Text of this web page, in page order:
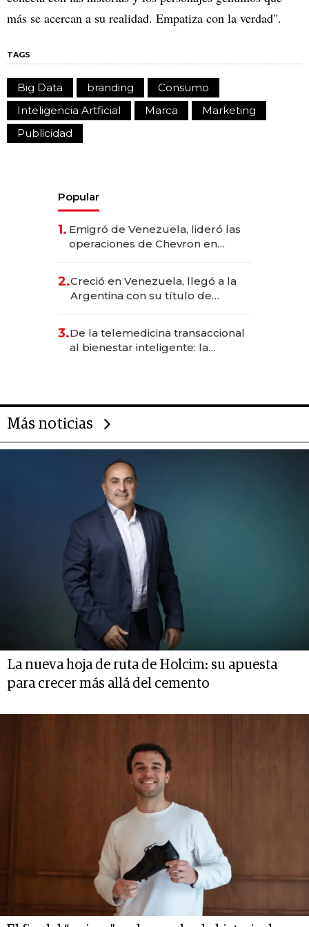
más se acercan a su realidad. Empatiza con la verdad".
TAGS
Big Data branding
Consumo
Inteligencia Artficial
Marca
Marketing
Publicidad
Popular
1. Emigró de Venezuela, lideró las
operaciones de Chevron en
2.Creció en Venezuela, llegó a la
Argentina con su título de
las marcas "fast premium"
3.De la telemedicina transaccional
al bienestar inteligente: la
Más noticias
La nueva hoja de ruta de Holcim: su apuesta
para crecer más allá del cemento